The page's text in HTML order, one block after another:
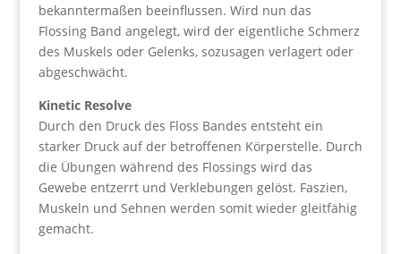
bekanntermaßen beeinflussen. Wird nun das
Flossing Band angelegt, wird der eigentliche Schmerz
des Muskels oder Gelenks, sozusagen verlagert oder
abgeschwächt.
Kinetic Resolve
Durch den Druck des Floss Bandes entsteht ein
starker Druck auf der betroffenen Körperstelle. Durch
die Übungen während des Flossings wird das
Gewebe entzerrt und Verklebungen gelöst. Faszien,
Muskeln und Sehnen werden somit wieder gleitfähig
gemacht.